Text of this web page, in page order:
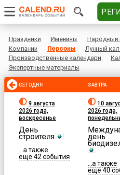
Праздники Именины Народный
Компании
Персоны
Лунный
Производственные календари
Экспертные материалы
СЕГОДНЯ
9 августа
2026 года,
воскресенье
День
строителя
...а также
еще 42 события
ЗАВТРА
10
2026 года,
день
...а также
еще 40